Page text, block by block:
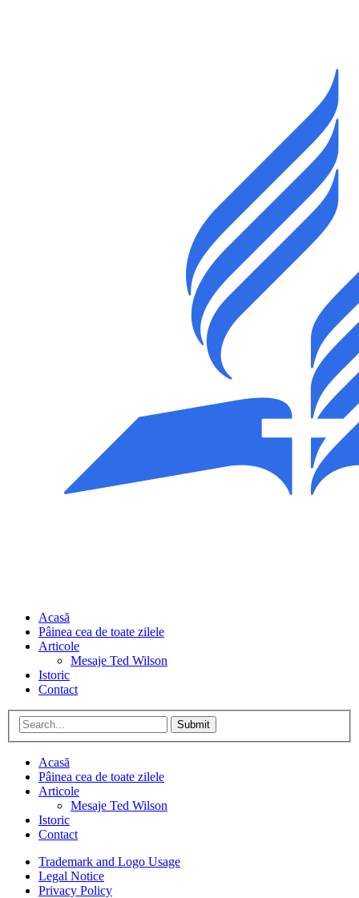
Acasă
Pâinea cea de toate zilele
Articole
Mesaje Ted Wilson
Istoric
Contact
Submit
Acasă
Pâinea cea de toate zilele
Articole
Mesaje Ted Wilson
Istoric
Contact
Trademark and Logo Usage
Legal Notice
Privacy Policy